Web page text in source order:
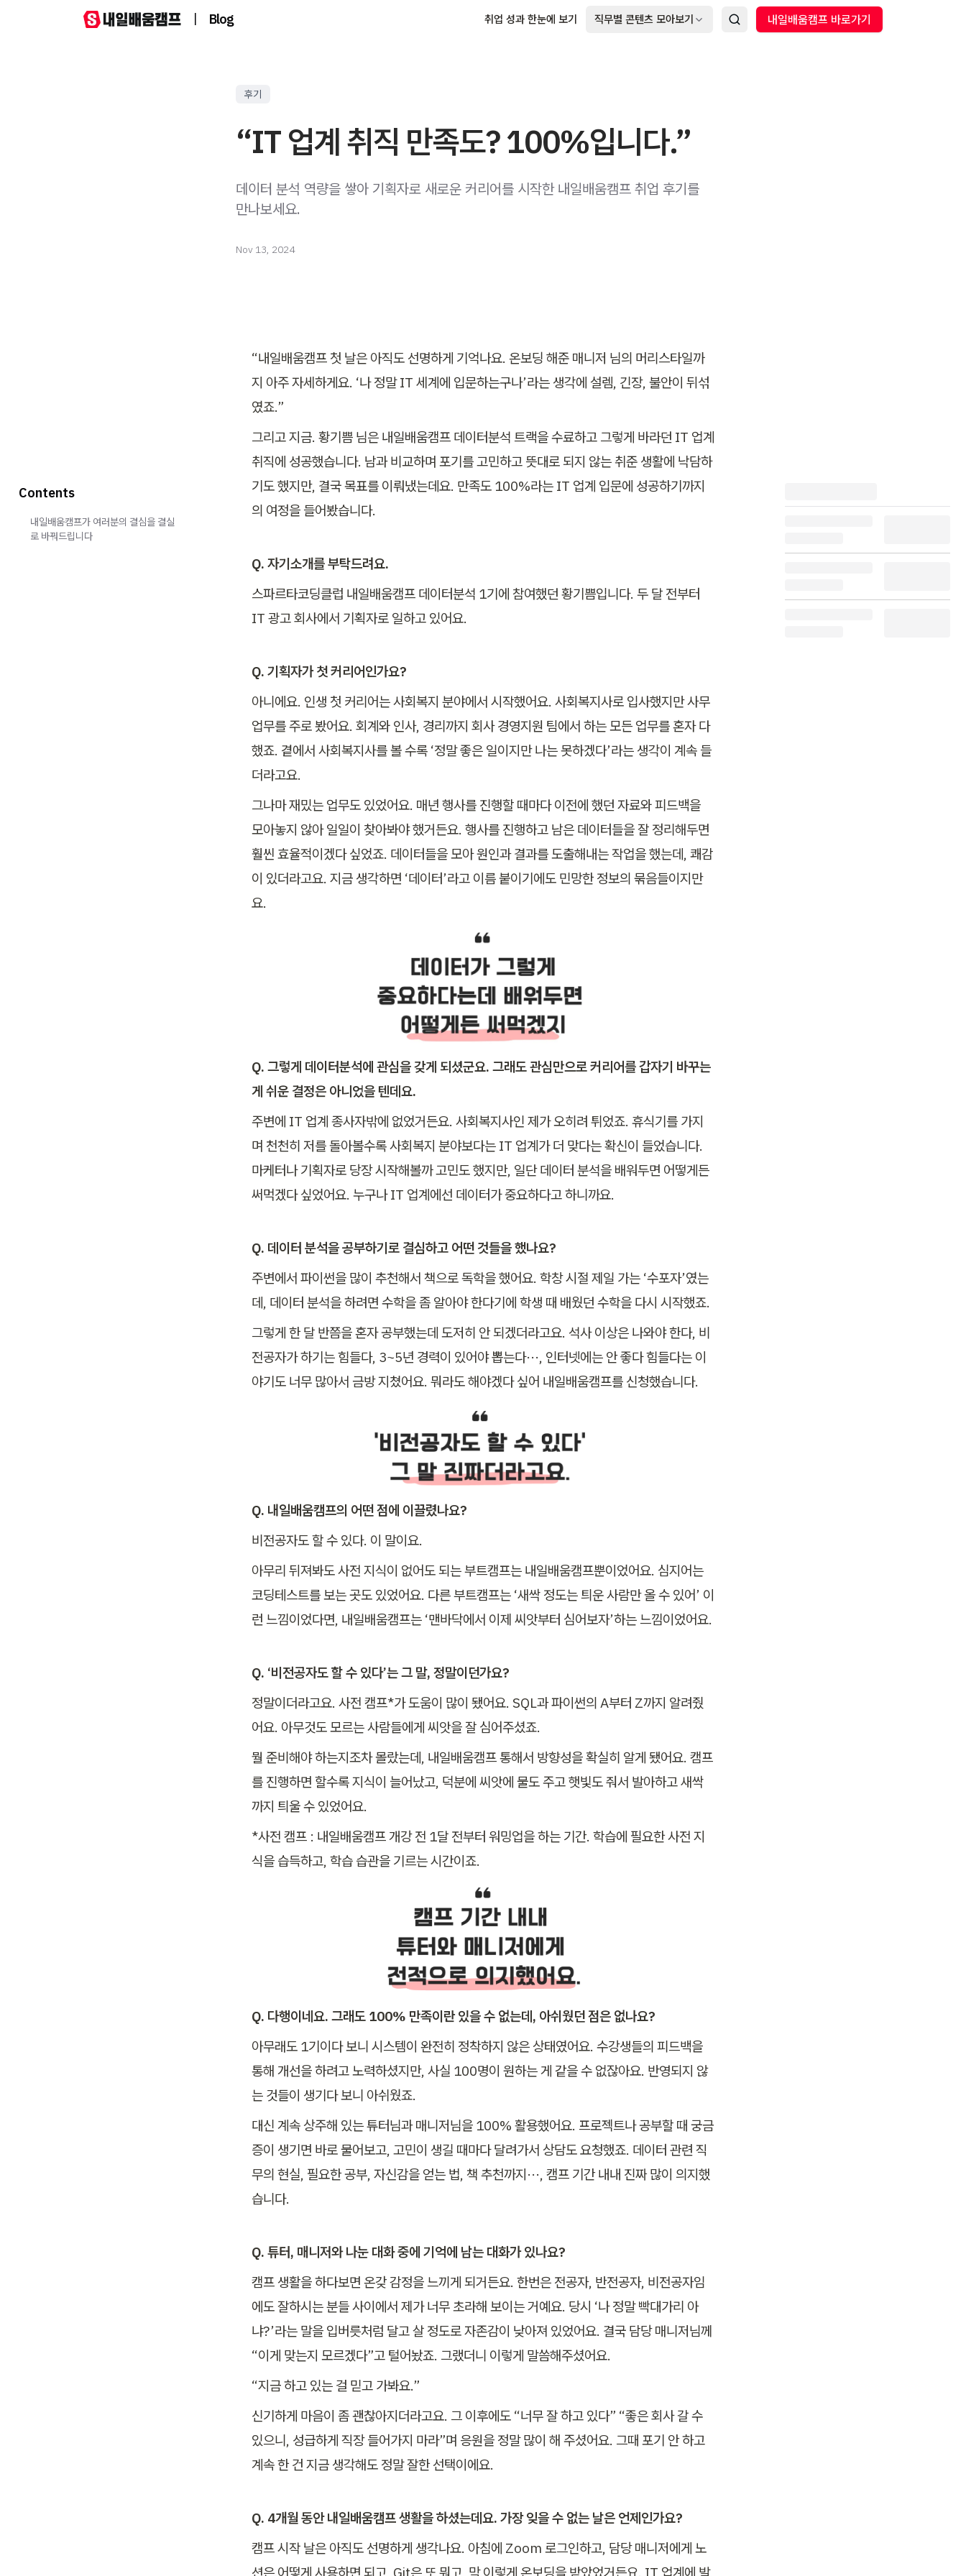
| Blog 취업 성과 한눈에 보기 직무별 콘텐츠 모아보기 내일배움캠프 바로가기
후기
“IT 업계 취직 만족도? 100%입니다.”
데이터 분석 역량을 쌓아 기획자로 새로운 커리어를 시작한 내일배움캠프 취업 후기를
만나보세요.
Nov 13, 2024
“내일배움캠프 첫 날은 아직도 선명하게 기억나요. 온보딩 해준 매니저 님의 머리스타일까
지 아주 자세하게요. ‘나 정말 IT 세계에 입문하는구나’라는 생각에 설렘, 긴장, 불안이 뒤섞
였죠.”
그리고 지금. 황기쁨 님은 내일배움캠프 데이터분석 트랙을 수료하고 그렇게 바라던 IT 업계
취직에 성공했습니다. 남과 비교하며 포기를 고민하고 뜻대로 되지 않는 취준 생활에 낙담하
기도 했지만, 결국 목표를 이뤄냈는데요. 만족도 100%라는 IT 업계 입문에 성공하기까지
Q. 자기소개를 부탁드려요.
스파르타코딩클럽 내일배움캠프 데이터분석 1기에 참여했던 황기쁨입니다. 두 달 전부터
IT 광고 회사에서 기획자로 일하고 있어요.
Q. 기획자가 첫 커리어인가요?
아니에요. 인생 첫 커리어는 사회복지 분야에서 시작했어요. 사회복지사로 입사했지만 사무
업무를 주로 봤어요. 회계와 인사, 경리까지 회사 경영지원 팀에서 하는 모든 업무를 혼자 다
했죠. 곁에서 사회복지사를 볼 수록 ‘정말 좋은 일이지만 나는 못하겠다’라는 생각이 계속 들
더라고요.
그나마 재밌는 업무도 있었어요. 매년 행사를 진행할 때마다 이전에 했던 자료와 피드백을
모아놓지 않아 일일이 찾아봐야 했거든요. 행사를 진행하고 남은 데이터들을 잘 정리해두면
훨씬 효율적이겠다 싶었죠. 데이터들을 모아 원인과 결과를 도출해내는 작업을 했는데, 쾌감
이 있더라고요. 지금 생각하면 ‘데이터’라고 이름 붙이기에도 민망한 정보의 묶음들이지만
요.
Q. 그렇게 데이터분석에 관심을 갖게 되셨군요. 그래도 관심만으로 커리어를 갑자기 바꾸는
게 쉬운 결정은 아니었을 텐데요.
주변에 IT 업계 종사자밖에 없었거든요. 사회복지사인 제가 오히려 튀었죠. 휴식기를 가지
며 천천히 저를 돌아볼수록 사회복지 분야보다는 IT 업계가 더 맞다는 확신이 들었습니다.
마케터나 기획자로 당장 시작해볼까 고민도 했지만, 일단 데이터 분석을 배워두면 어떻게든
써먹겠다 싶었어요. 누구나 IT 업계에선 데이터가 중요하다고 하니까요.
Q. 데이터 분석을 공부하기로 결심하고 어떤 것들을 했나요?
주변에서 파이썬을 많이 추천해서 책으로 독학을 했어요. 학창 시절 제일 가는 ‘수포자’였는
데, 데이터 분석을 하려면 수학을 좀 알아야 한다기에 학생 때 배웠던 수학을 다시 시작했죠.
그렇게 한 달 반쯤을 혼자 공부했는데 도저히 안 되겠더라고요. 석사 이상은 나와야 한다, 비
전공자가 하기는 힘들다, 3~5년 경력이 있어야 뽑는다···, 인터넷에는 안 좋다 힘들다는 이
야기도 너무 많아서 금방 지쳤어요. 뭐라도 해야겠다 싶어 내일배움캠프를 신청했습니다.
Q. 내일배움캠프의 어떤 점에 이끌렸나요?
비전공자도 할 수 있다. 이 말이요.
아무리 뒤져봐도 사전 지식이 없어도 되는 부트캠프는 내일배움캠프뿐이었어요. 심지어는
코딩테스트를 보는 곳도 있었어요. 다른 부트캠프는 ‘새싹 정도는 틔운 사람만 올 수 있어’ 이
런 느낌이었다면, 내일배움캠프는 ‘맨바닥에서 이제 씨앗부터 심어보자’하는 느낌이었어요.
Q. ‘비전공자도 할 수 있다’는 그 말, 정말이던가요?
정말이더라고요. 사전 캠프*가 도움이 많이 됐어요. SQL과 파이썬의 A부터 Z까지 알려줬
어요. 아무것도 모르는 사람들에게 씨앗을 잘 심어주셨죠.
뭘 준비해야 하는지조차 몰랐는데, 내일배움캠프 통해서 방향성을 확실히 알게 됐어요. 캠프
를 진행하면 할수록 지식이 늘어났고, 덕분에 씨앗에 물도 주고 햇빛도 줘서 발아하고 새싹
까지 틔울 수 있었어요.
*사전 캠프 : 내일배움캠프 개강 전 1달 전부터 워밍업을 하는 기간. 학습에 필요한 사전 지
식을 습득하고, 학습 습관을 기르는 시간이죠.
Q. 다행이네요. 그래도 100% 만족이란 있을 수 없는데, 아쉬웠던 점은 없나요?
아무래도 1기이다 보니 시스템이 완전히 정착하지 않은 상태였어요. 수강생들의 피드백을
통해 개선을 하려고 노력하셨지만, 사실 100명이 원하는 게 같을 수 없잖아요. 반영되지 않
는 것들이 생기다 보니 아쉬웠죠.
대신 계속 상주해 있는 튜터님과 매니저님을 100% 활용했어요. 프로젝트나 공부할 때 궁금
증이 생기면 바로 물어보고, 고민이 생길 때마다 달려가서 상담도 요청했죠. 데이터 관련 직
무의 현실, 필요한 공부, 자신감을 얻는 법, 책 추천까지···, 캠프 기간 내내 진짜 많이 의지했
습니다.
Q. 튜터, 매니저와 나눈 대화 중에 기억에 남는 대화가 있나요?
캠프 생활을 하다보면 온갖 감정을 느끼게 되거든요. 한번은 전공자, 반전공자, 비전공자임
에도 잘하시는 분들 사이에서 제가 너무 초라해 보이는 거예요. 당시 ‘나 정말 빡대가리 아
냐?’라는 말을 입버릇처럼 달고 살 정도로 자존감이 낮아져 있었어요. 결국 담당 매니저님께
“이게 맞는지 모르겠다”고 털어놨죠. 그랬더니 이렇게 말씀해주셨어요.
“지금 하고 있는 걸 믿고 가봐요.”
신기하게 마음이 좀 괜찮아지더라고요. 그 이후에도 “너무 잘 하고 있다” “좋은 회사 갈 수
있으니, 성급하게 직장 들어가지 마라”며 응원을 정말 많이 해 주셨어요. 그때 포기 안 하고
계속 한 건 지금 생각해도 정말 잘한 선택이에요.
Q. 4개월 동안 내일배움캠프 생활을 하셨는데요. 가장 잊을 수 없는 날은 언제인가요?
캠프 시작 날은 아직도 선명하게 생각나요. 아침에 Zoom 로그인하고, 담당 매니저에게 노
션은 어떻게 사용하면 되고, Git은 또 뭐고, 막 이렇게 온보딩을 받았었거든요. IT 업계에 발
Contents
내일배움캠프가 여러분의 결심을 결실
로 바꿔드립니다